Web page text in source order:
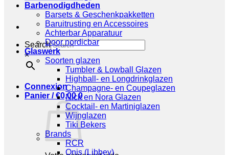
Search
×
Connexion
Panier /€0,00 0
Barbenodigdheden
Barsets & Geschenkpakketten
Baruitrusting en Accessoires
Achterbar Apparatuur
Door nordicbar
Glaswerk
Soorten glazen
Tumbler & Lowball Glazen
Highball- en Longdrinkglazen
Champagne- en Coupeglazen
Nick en Nora Glazen
Cocktail- en Martiniglazen
Wijnglazen
Tiki Bekers
Brands
RCR
Onis (Libbey)